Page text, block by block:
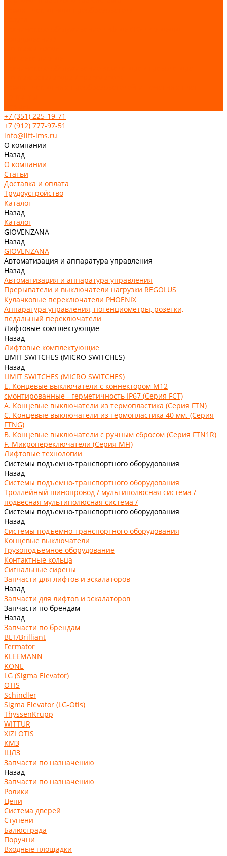
+7 (351) 225-19-71
+7 (912) 777-97-51
info@lift-lms.ru
О компании
Назад
О компании
Статьи
Доставка и оплата
Трудоустройство
Каталог
Назад
Каталог
GIOVENZANA
Назад
GIOVENZANA
Автоматизация и аппаратура управления
Назад
Автоматизация и аппаратура управления
Прерыватели и выключатели нагрузки REGOLUS
Кулачковые переключатели PHOENIX
Аппаратура управления, потенциометры, розетки,
педальный переключатели
Лифтовые комплектующие
Назад
Лифтовые комплектующие
LIMIT SWITCHES (MICRO SWITCHES)
Назад
LIMIT SWITCHES (MICRO SWITCHES)
E. Концевые выключатели с коннектором M12
смонтированные - герметичность IP67 (Серия FCT)
А. Концевые выключатели из термопластика (Серия FTN)
C. Концевые выключатели из термопластика 40 мм. (Серия
FTNG)
В. Концевые выключатели с ручным сбросом (Серия FTN1R)
F. Микропереключатели (Серия MFI)
Лифтовые технологии
Системы подъемно-транспортного оборудования
Назад
Системы подъемно-транспортного оборудования
Троллейный шинопровод / мультиполюсная система /
подвесная мультиполюсная система /
Системы подъемно-транспортного оборудования
Назад
Системы подъемно-транспортного оборудования
Концевые выключатели
Грузоподъемное оборудование
Контактные кольца
Сигнальные сирены
Запчасти для лифтов и эскалаторов
Назад
Запчасти для лифтов и эскалаторов
Запчасти по брендам
Назад
Запчасти по брендам
BLT/Brilliant
Fermator
KLEEMANN
KONE
LG (Sigma Elevator)
OTIS
Schindler
Sigma Elevator (LG-Otis)
ThyssenKrupp
WITTUR
XIZI OTIS
КМЗ
ЩЛЗ
Запчасти по назначению
Назад
Запчасти по назначению
Ролики
Цепи
Система дверей
Ступени
Балюстрада
Поручни
Входные площадки